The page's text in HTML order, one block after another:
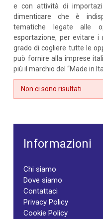
e con attività di
dimenticare che è
tematiche legate alle
esportazione, per evitare
grado di cogliere tutte le
può fornire alla imprese
più il marchio del “Made in
Non ci sono risultati.
Informazioni
Chi siamo
Dove siamo
Contattaci
Privacy Policy
Cookie Policy